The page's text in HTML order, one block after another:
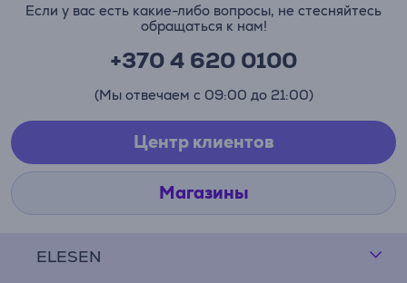
ELESEN
Если у вас есть какие-либо вопросы, не стесняйтесь
обращаться к нам!
+370 4 620 0100
(Мы отвечаем с 09:00 до 21:00)
Центр клиентов
Магазины